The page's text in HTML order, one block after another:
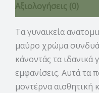
Αξιολογήσεις (0)
Τα γυναικεία
μαύρο χρώμα
κάνοντάς τα ιδανικά
εμφανίσεις. Αυτά τα
μοντέρνα αισθητική